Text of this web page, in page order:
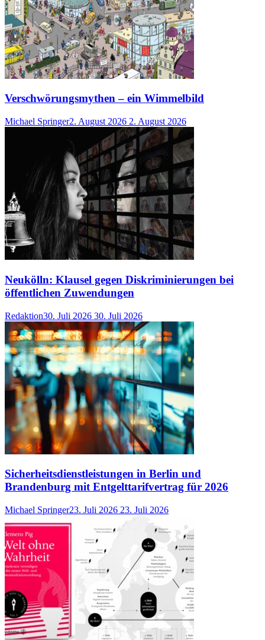
Verschwörungsmythen – ein Wimmelbild
Michael Springer2. August 2026 2. August 2026
Neukölln: Klausel gegen Diskriminierungen bei
öffentlichen Zuwendungen
Redaktion30. Juli 2026 30. Juli 2026
Sicherheitsdienstleistungen in Berlin und
Brandenburg mit Entgelttarifvertrag für 2026
Michael Springer23. Juli 2026 23. Juli 2026